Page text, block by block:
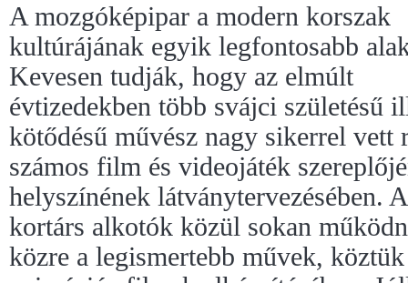
A mozgóképipar a modern korszak
kultúrájának egyik legfontosabb
Kevesen tudják, hogy az elmúlt
évtizedekben több svájci születésű
kötődésű művész nagy sikerrel vett
számos film és videojáték
helyszínének látványtervezésében. A
kortárs alkotók közül sokan
közre a legismertebb művek,